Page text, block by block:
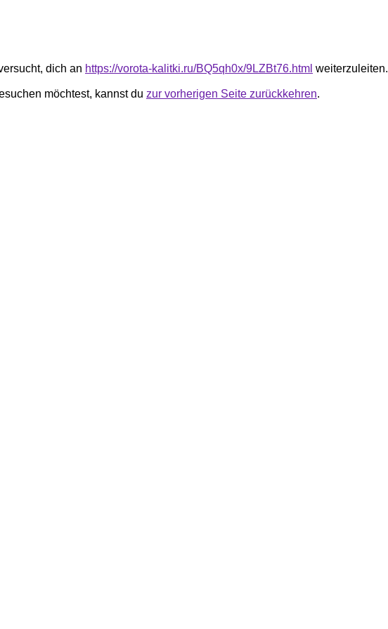
dich an https://vorota-kalitki.ru/BQ5qh0x/9LZBt76.html weiterzuleiten.
möchtest, kannst du zur vorherigen Seite zurückkehren.